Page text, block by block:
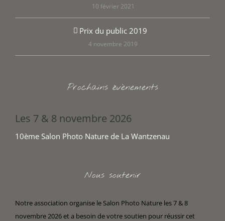
10 février 2021
Prix du public 2019
4 novembre 2019
Prochains évènements
Les 7 & 8 novembre 2026
10ème Salon Photo Nature de La Wantzenau
Nous soutenir
Notre association organise le Salon Photo Nature les 7 & 8
novembre 2026 et a besoin de votre soutien pour réussir cet